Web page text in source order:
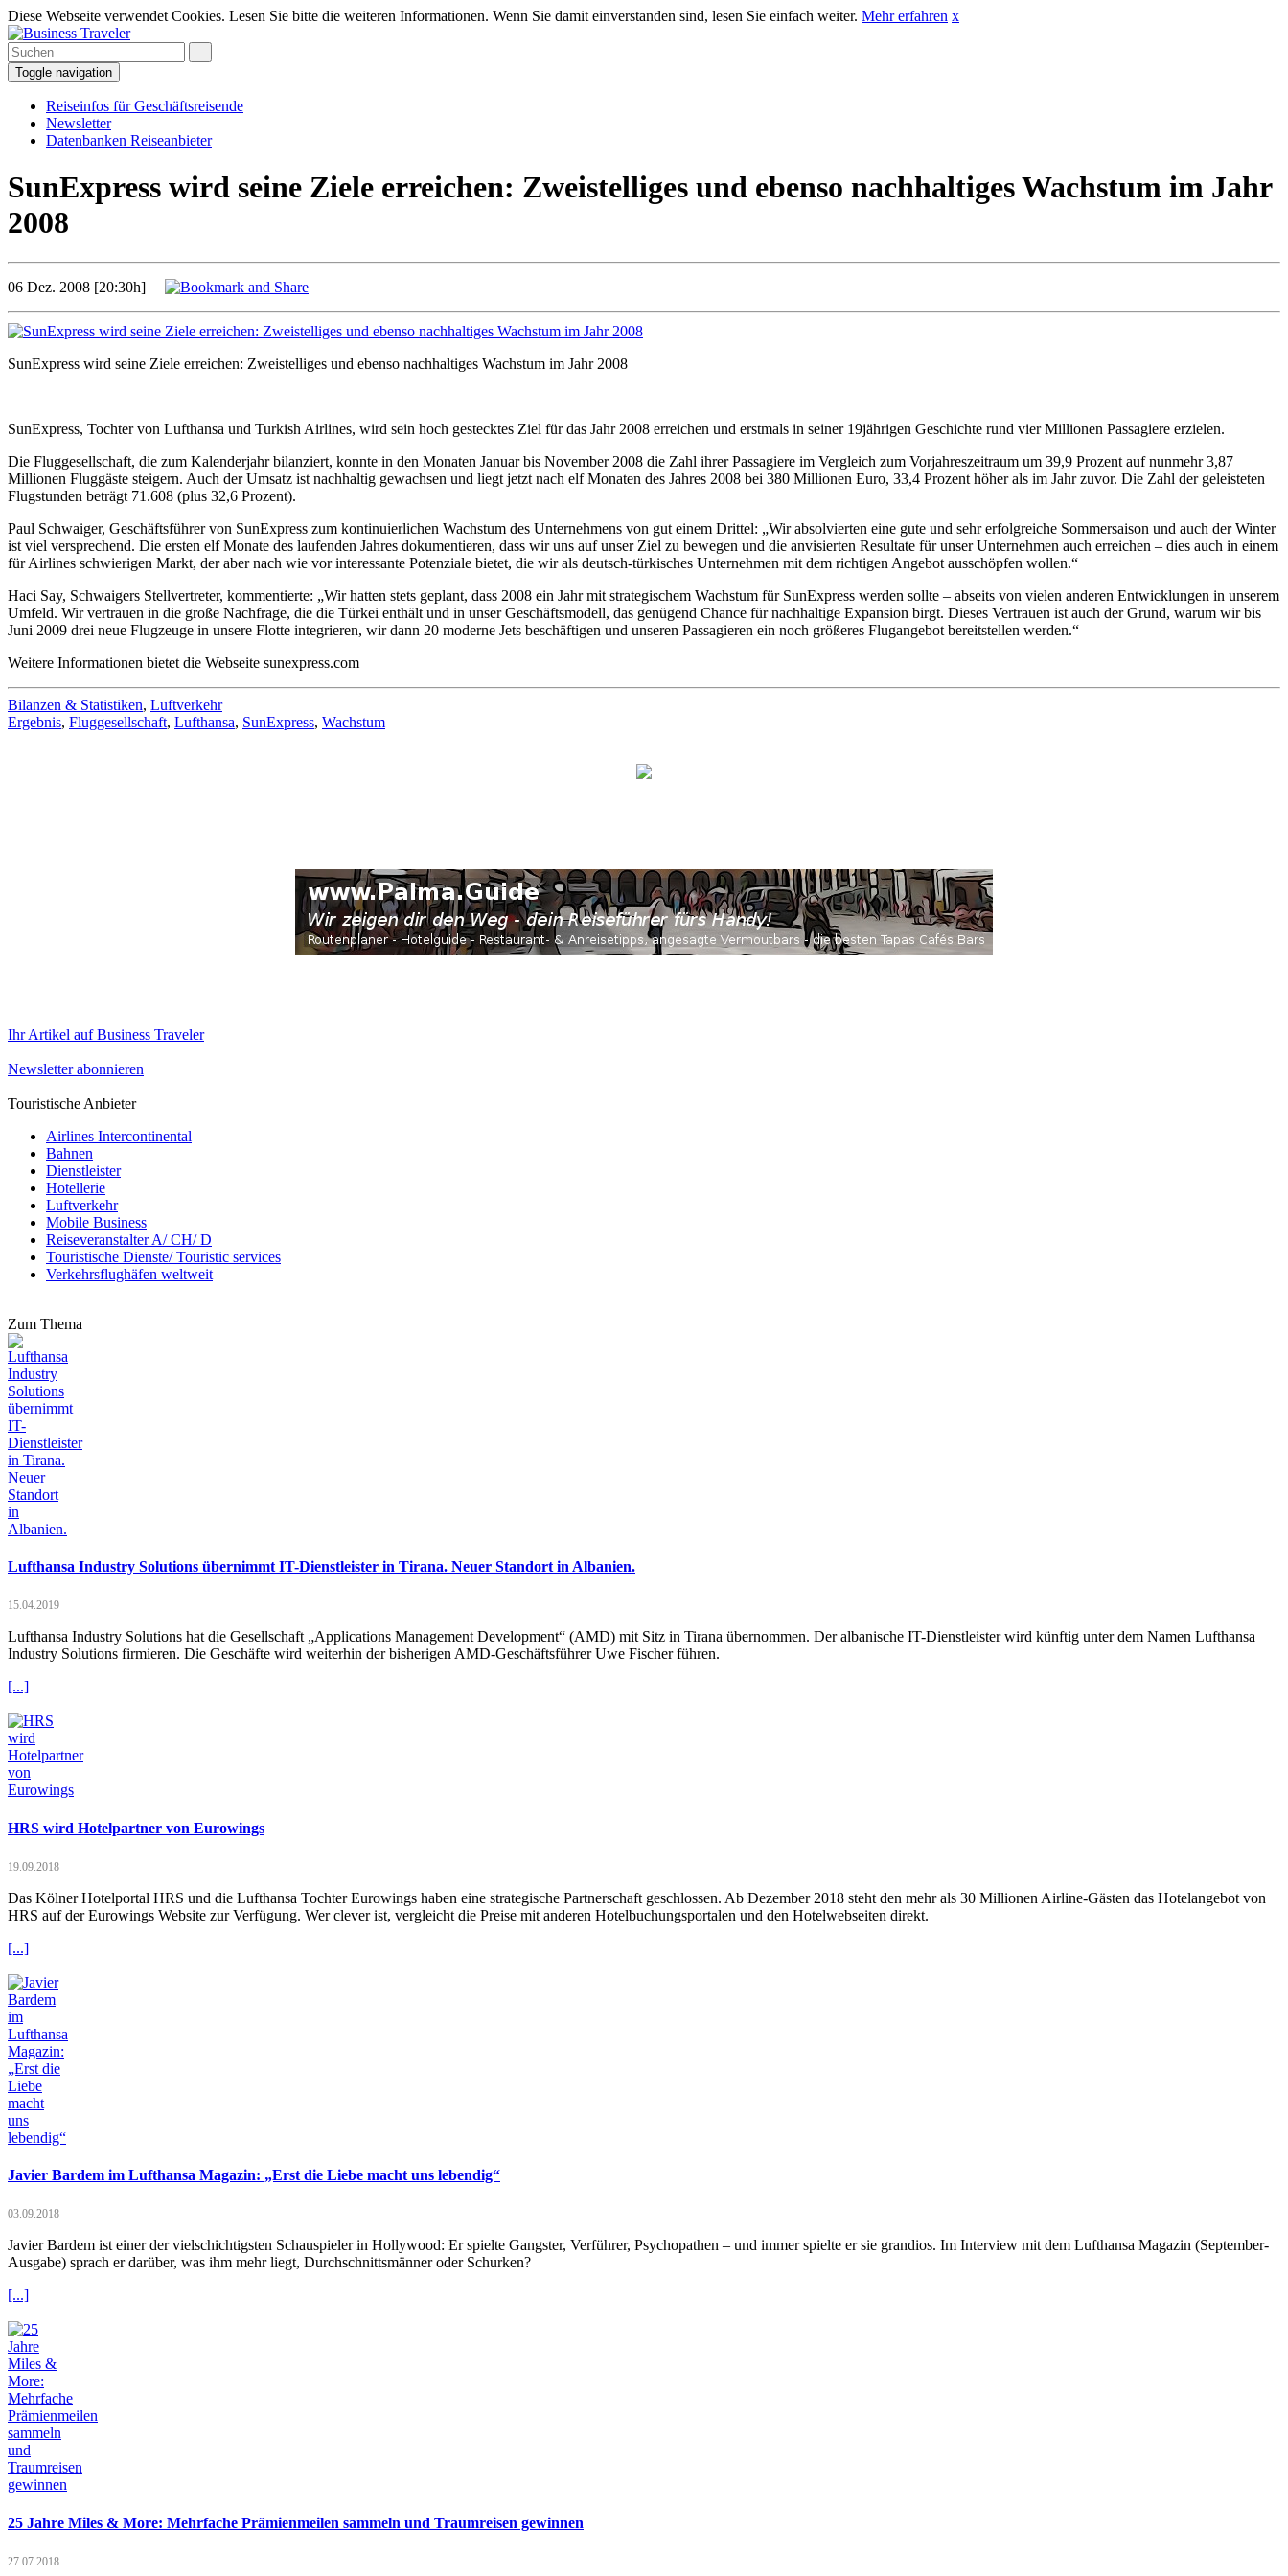
Diese Webseite verwendet Cookies. Lesen Sie bitte die weiteren Informationen. Wenn Sie damit einverstanden sind, lesen Sie einfach weiter. Mehr erfahren x
Toggle navigation
Reiseinfos für Geschäftsreisende
Newsletter
Datenbanken Reiseanbieter
SunExpress wird seine Ziele erreichen: Zweistelliges und ebenso nachhaltiges Wachstum im Jahr
2008
06 Dez. 2008 [20:30h]
SunExpress wird seine Ziele erreichen: Zweistelliges und ebenso nachhaltiges Wachstum im Jahr 2008
SunExpress, Tochter von Lufthansa und Turkish Airlines, wird sein hoch gestecktes Ziel für das Jahr 2008 erreichen und erstmals in seiner 19jährigen Geschichte rund vier Millionen Passagiere erzielen.
Die Fluggesellschaft, die zum Kalenderjahr bilanziert, konnte in den Monaten Januar bis November 2008 die Zahl ihrer Passagiere im Vergleich zum Vorjahreszeitraum um 39,9 Prozent auf nunmehr 3,87
Millionen Fluggäste steigern. Auch der Umsatz ist nachhaltig gewachsen und liegt jetzt nach elf Monaten des Jahres 2008 bei 380 Millionen Euro, 33,4 Prozent höher als im Jahr zuvor. Die Zahl der geleisteten
Flugstunden beträgt 71.608 (plus 32,6 Prozent).
Paul Schwaiger, Geschäftsführer von SunExpress zum kontinuierlichen Wachstum des Unternehmens von gut einem Drittel: „Wir absolvierten eine gute und sehr erfolgreiche Sommersaison und auch der Winter
ist viel versprechend. Die ersten elf Monate des laufenden Jahres dokumentieren, dass wir uns auf unser Ziel zu bewegen und die anvisierten Resultate für unser Unternehmen auch erreichen – dies auch in einem
für Airlines schwierigen Markt, der aber nach wie vor interessante Potenziale bietet, die wir als deutsch-türkisches Unternehmen mit dem richtigen Angebot ausschöpfen wollen.“
Haci Say, Schwaigers Stellvertreter, kommentierte: „Wir hatten stets geplant, dass 2008 ein Jahr mit strategischem Wachstum für SunExpress werden sollte – abseits von vielen anderen Entwicklungen in unserem
Umfeld. Wir vertrauen in die große Nachfrage, die die Türkei enthält und in unser Geschäftsmodell, das genügend Chance für nachhaltige Expansion birgt. Dieses Vertrauen ist auch der Grund, warum wir bis
Juni 2009 drei neue Flugzeuge in unsere Flotte integrieren, wir dann 20 moderne Jets beschäftigen und unseren Passagieren ein noch größeres Flugangebot bereitstellen werden.“
Weitere Informationen bietet die Webseite sunexpress.com
Bilanzen & Statistiken, Luftverkehr
Ergebnis, Fluggesellschaft, Lufthansa, SunExpress, Wachstum
Ihr Artikel auf Business Traveler
Newsletter abonnieren
Touristische Anbieter
Airlines Intercontinental
Bahnen
Dienstleister
Hotellerie
Luftverkehr
Mobile Business
Reiseveranstalter A/ CH/ D
Touristische Dienste/ Touristic services
Verkehrsflughäfen weltweit
Zum Thema
Lufthansa Industry Solutions übernimmt IT-Dienstleister in Tirana. Neuer Standort in Albanien.
15.04.2019
Lufthansa Industry Solutions hat die Gesellschaft „Applications Management Development“ (AMD) mit Sitz in Tirana übernommen. Der albanische IT-Dienstleister wird künftig unter dem Namen Lufthansa
Industry Solutions firmieren. Die Geschäfte wird weiterhin der bisherigen AMD-Geschäftsführer Uwe Fischer führen.
[...]
HRS wird Hotelpartner von Eurowings
19.09.2018
Das Kölner Hotelportal HRS und die Lufthansa Tochter Eurowings haben eine strategische Partnerschaft geschlossen. Ab Dezember 2018 steht den mehr als 30 Millionen Airline-Gästen das Hotelangebot von
HRS auf der Eurowings Website zur Verfügung. Wer clever ist, vergleicht die Preise mit anderen Hotelbuchungsportalen und den Hotelwebseiten direkt.
[...]
Javier Bardem im Lufthansa Magazin: „Erst die Liebe macht uns lebendig“
03.09.2018
Javier Bardem ist einer der vielschichtigsten Schauspieler in Hollywood: Er spielte Gangster, Verführer, Psychopathen – und immer spielte er sie grandios. Im Interview mit dem Lufthansa Magazin (September-
Ausgabe) sprach er darüber, was ihm mehr liegt, Durchschnittsmänner oder Schurken?
[...]
25 Jahre Miles & More: Mehrfache Prämienmeilen sammeln und Traumreisen gewinnen
27.07.2018